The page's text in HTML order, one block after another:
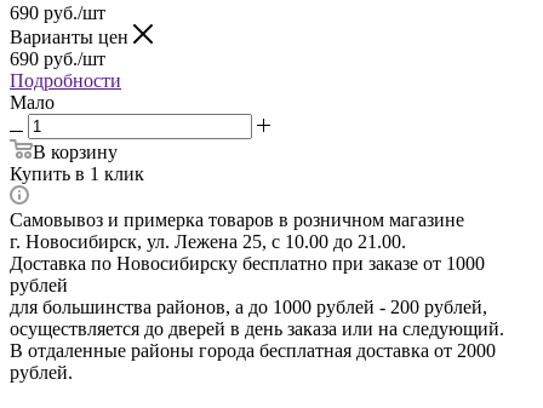
690 руб./шт
Варианты цен
690 руб./шт
Подробности
Мало
В корзину
Купить в 1 клик
Самовывоз и примерка товаров в розничном магазине
г. Новосибирск, ул. Лежена 25, с 10.00 до 21.00.
Доставка по Новосибирску бесплатно при заказе от 1000
рублей
для большинства районов, а до 1000 рублей - 200 рублей,
осуществляется до дверей в день заказа или на следующий.
В отдаленные районы города бесплатная доставка от 2000
рублей.